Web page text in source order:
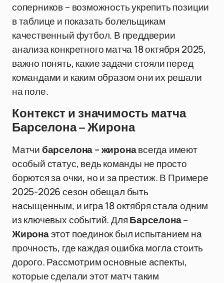
соперников – возможность укрепить позиции
в таблице и показать болельщикам
качественный футбол. В преддверии
анализа конкретного матча 18 октября 2025,
важно понять, какие задачи стояли перед
командами и каким образом они их решали
на поле.
Контекст и значимость матча
Барселона – Жирона
Матчи барселона – жиронавсегда имеют
особый статус, ведь команды не просто
борются за очки, но и за престиж. В Примере
2025-2026 сезон обещал быть
насыщенным, и игра 18 октября стала одним
из ключевых событий. ДляБарселона –
Жиронаэтот поединок был испытанием на
прочность, где каждая ошибка могла стоить
дорого. Рассмотрим основные аспекты,
которые сделали этот матч таким